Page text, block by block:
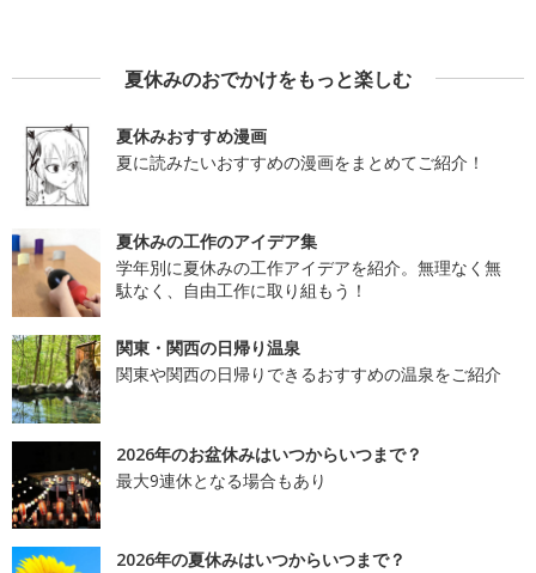
夏休みのおでかけをもっと楽しむ
夏休みおすすめ漫画
夏に読みたいおすすめの漫画をまとめてご紹介！
夏休みの工作のアイデア集
学年別に夏休みの工作アイデアを紹介。無理なく無
駄なく、自由工作に取り組もう！
関東・関西の日帰り温泉
関東や関西の日帰りできるおすすめの温泉をご紹介
2026年のお盆休みはいつからいつまで？
最大9連休となる場合もあり
2026年の夏休みはいつからいつまで？